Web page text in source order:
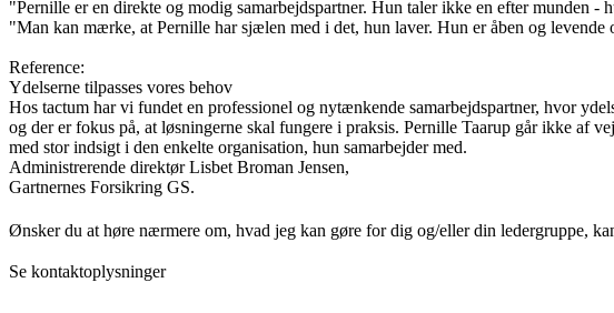
"Pernille er en direkte og modig samarbejdspartner. Hun taler ikke en efter munden
"Man kan mærke, at Pernille har sjælen med i det, hun laver. Hun er åben og
Reference:
Ydelserne tilpasses vores behov
Hos tactum har vi fundet en professionel og nytænkende samarbejdspartner, hvor
og der er fokus på, at løsningerne skal fungere i praksis. Pernille Taarup går ikke af
med stor indsigt i den enkelte organisation, hun samarbejder med.
Administrerende direktør Lisbet Broman Jensen,
Gartnernes Forsikring GS.
Ønsker du at høre nærmere om, hvad jeg kan gøre for dig og/eller din ledergruppe,
Se kontaktoplysninger